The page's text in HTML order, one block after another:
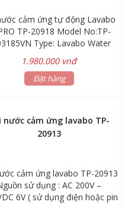
kg Bảo hành: 12 tháng
cảm ứng tự động Lavabo
TP-20918 Model No:TP-
Type: Lavabo Water
Net Weight:2kg Gross
Warranty:TOwneoYear
DC 6V, Battery 4x2A
Static Power Consumption:
Instant Dynamic Power
Distance:10cm - 15cm
1.980.000 vnđ
Đặt hàng
nước cảm ứng lavabo TP-
20913
cảm ứng lavabo TP-20913
sử dụng : AC 200V –
DC 6V ( sử dụng điện hoặc pin